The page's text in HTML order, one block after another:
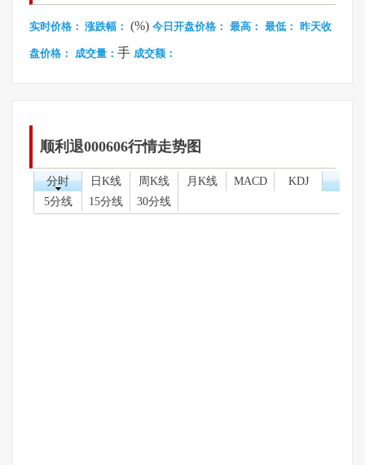
实时价格： 涨跌幅： (%) 今日开盘价格： 最高： 最低： 昨天收
盘价格： 成交量： 手 成交额：
顺利退000606行情走势图
分时 日K线 周K线 月K线 MACD
KDJ
5分线
15分线 30分线